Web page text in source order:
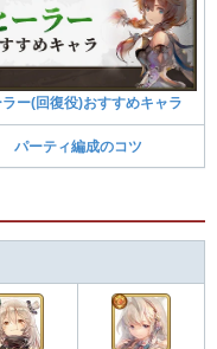
ラー(回復役)おすすめキャラ
パーティ編成のコツ